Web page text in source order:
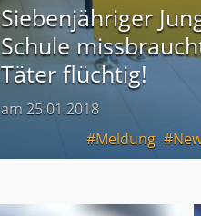
Siebenjähriger
Schule
Täter flüchtig!
am 25.01.2018
Meldung